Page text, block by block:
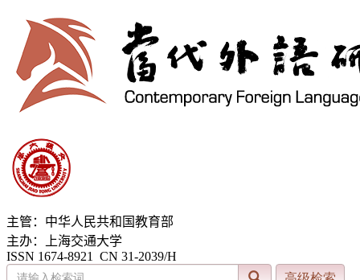
主管：中华人民共和国教育部
主办：上海交通大学
ISSN 1674-8921 CN 31-2039/H